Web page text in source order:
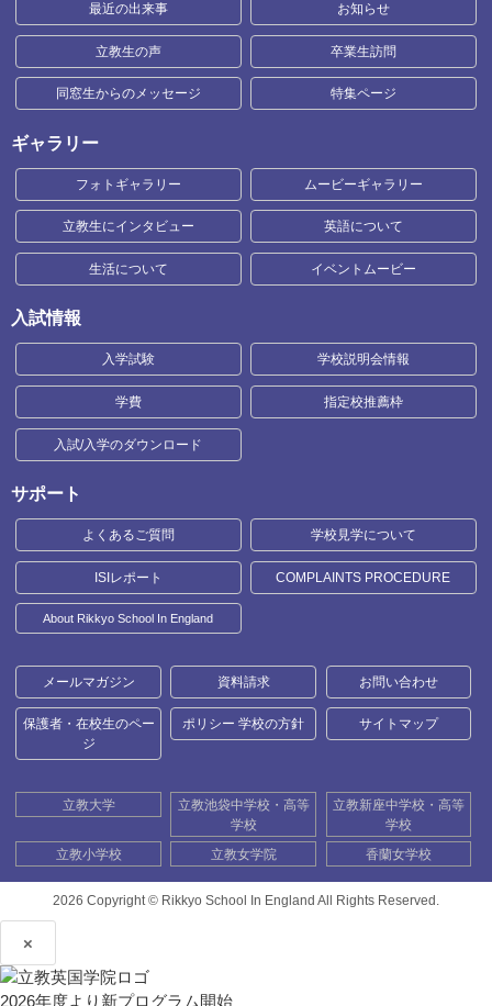
最近の出来事 お知らせ
立教生の声 卒業生訪問
同窓生からのメッセージ 特集ページ
ギャラリー
フォトギャラリー ムービーギャラリー
立教生にインタビュー 英語について
生活について イベントムービー
入試情報
入学試験 学校説明会情報
学費 指定校推薦枠
入試/入学のダウンロード
サポート
よくあるご質問 学校見学について
ISIレポート COMPLAINTS PROCEDURE
About Rikkyo School In England
メールマガジン 資料請求 お問い合わせ
保護者・在校生のペー
ジ
ポリシー 学校の方針 サイトマップ
立教大学
立教池袋中学校・高等
学校
立教新座中学校・高等
学校
立教小学校
立教女学院 香蘭女学校
2026 Copyright © Rikkyo School In England All Rights Reserved.
×
2026年度より新プログラム開始